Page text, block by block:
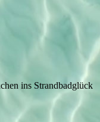
ins Strandbadglück